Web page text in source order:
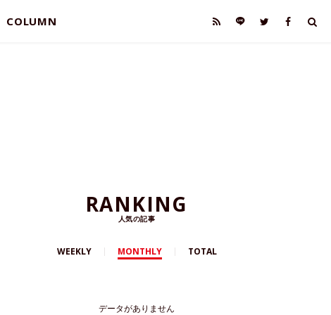
COLUMN
RANKING
人気の記事
WEEKLY MONTHLY TOTAL
データがありません